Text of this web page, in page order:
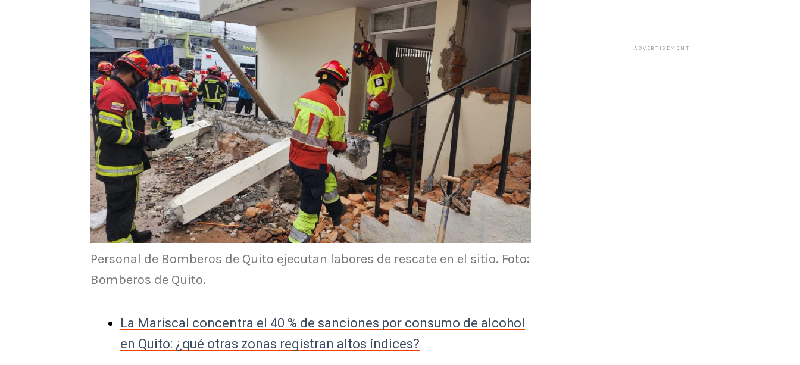
Personal de Bomberos de Quito ejecutan labores de rescate en el sitio. Foto:
Bomberos de Quito.
La Mariscal concentra el 40 % de sanciones por consumo de alcohol
en Quito: ¿qué otras zonas registran altos índices?
ADVERTISEMENT